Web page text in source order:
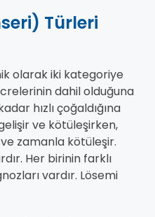
Türleri
olarak iki kategoriye
dahil olduğuna
hızlı çoğaldığına
ve kötüleşirken,
zamanla kötüleşir.
Her birinin farklı
vardır. Lösemi